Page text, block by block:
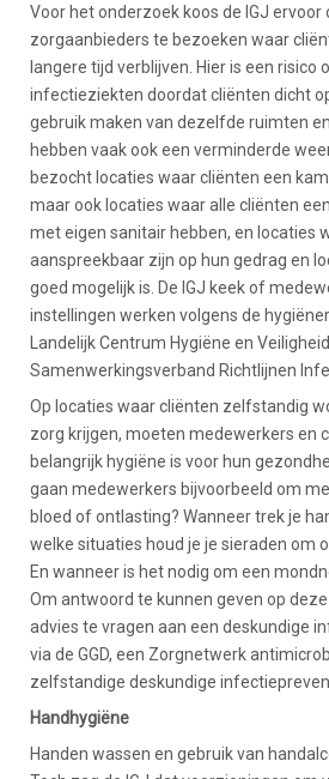
Voor het onderzoek koos de IGJ ervoor
zorgaanbieders te bezoeken waar
langere tijd verblijven. Hier is een risico
infectieziekten doordat cliënten dicht
gebruik maken van dezelfde ruimten
hebben vaak ook een verminderde
bezocht locaties waar cliënten een
maar ook locaties waar alle cliënten
met eigen sanitair hebben, en locaties
aanspreekbaar zijn op hun gedrag en
goed mogelijk is. De IGJ keek of
instellingen werken volgens de
Landelijk Centrum Hygiëne en
Samenwerkingsverband Richtlijnen
Op locaties waar cliënten zelfstandig
zorg krijgen, moeten medewerkers en
belangrijk hygiëne is voor hun
gaan medewerkers bijvoorbeeld om
bloed of ontlasting? Wanneer trek je
welke situaties houd je je sieraden om
En wanneer is het nodig om een
Om antwoord te kunnen geven op
advies te vragen aan een deskundige
via de GGD, een Zorgnetwerk
zelfstandige deskundige
Handhygiëne
Handen wassen en gebruik van